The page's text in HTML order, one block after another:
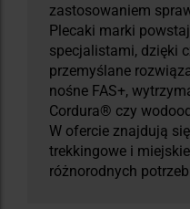
zastosowaniem
Plecaki marki
specjalistami, dzięki
przemyślane
nośne FAS+,
Cordura® czy
W ofercie znajdują
trekkingowe i
różnorodnych